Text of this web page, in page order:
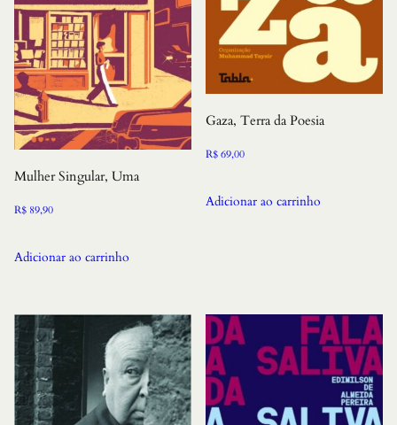
Mulher Singular, Uma
R$ 89,90
Adicionar ao carrinho
Gaza, Terra da Poesia
R$69,00
Adicionar ao carrinho